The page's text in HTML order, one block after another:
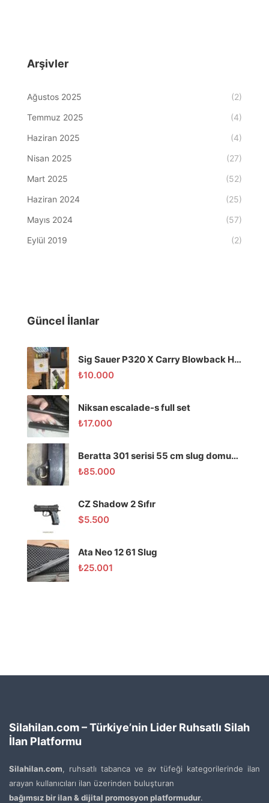
Arşivler
Ağustos 2025
(2)
Temmuz 2025
(4)
Haziran 2025
(4)
Nisan 2025
(27)
Mart 2025
(52)
Haziran 2024
(25)
Mayıs 2024
(57)
Eylül 2019
(2)
Güncel İlanlar
Sig Sauer P320 X Carry Blowback Havalı Tabanca
₺10.000
Niksan escalade-s full set
₺17.000
Beratta 301 serisi 55 cm slug domuz tüfeği
₺85.000
CZ Shadow 2 Sıfır
$5.500
Ata Neo 12 61 Slug
₺25.001
Silahilan.com – Türkiye’nin Lider Ruhsatlı Silah
İlan Platformu
Silahilan.com, ruhsatlı tabanca ve av tüfeği kategorilerinde ilan
arayan kullanıcıları ilan üzerinden buluşturan
bağımsız bir ilan & dijital promosyon platformudur.